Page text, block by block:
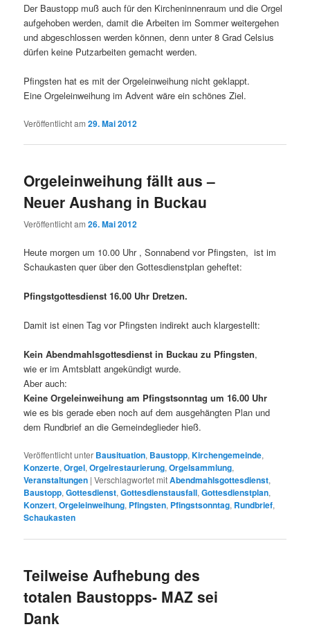
Der Baustopp muß auch für den Kircheninnenraum und die Orgel
aufgehoben werden, damit die Arbeiten im Sommer weitergehen
und abgeschlossen werden können, denn unter 8 Grad Celsius
dürfen keine Putzarbeiten gemacht werden.
Pfingsten hat es mit der Orgeleinweihung nicht geklappt.
Eine Orgeleinweihung im Advent wäre ein schönes Ziel.
Veröffentlicht am29. Mai 2012
Orgeleinweihung fällt aus –
Neuer Aushang in Buckau
Veröffentlicht am26. Mai 2012
Heute morgen um 10.00 Uhr , Sonnabend vor Pfingsten, ist im
Schaukasten quer über den Gottesdienstplan geheftet:
Pfingstgottesdienst 16.00 Uhr Dretzen.
Damit ist einen Tag vor Pfingsten indirekt auch klargestellt:
Kein Abendmahlsgottesdienst in Buckau zu Pfingsten,
wie er im Amtsblatt angekündigt wurde.
Aber auch:
Keine Orgeleinweihung am Pfingstsonntag um 16.00 Uhr
wie es bis gerade eben noch auf dem ausgehängten Plan und
dem Rundbrief an die Gemeindeglieder hieß.
Veröffentlicht unter Bausituation, Baustopp,Kirchengemeinde,
Konzerte,Orgel,Orgelrestaurierung,Orgelsammlung,
Veranstaltungen |Verschlagwortet mitAbendmahlsgottesdienst,
Baustopp,Gottesdienst,Gottesdienstausfall,Gottesdienstplan,
Konzert,Orgeleinweihung, Pfingsten, Pfingstsonntag, Rundbrief,
Schaukasten
Teilweise Aufhebung des
totalen Baustopps- MAZ sei
Dank